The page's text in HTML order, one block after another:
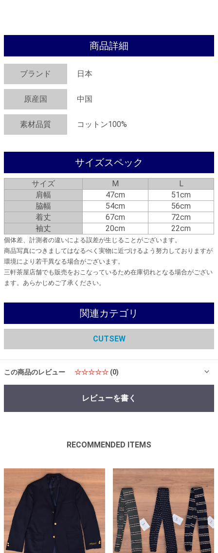
商品詳細
ブランド 日本
原産国 中国
素材品質 コットン100%
サイズスペック
サイズ M
L
肩幅
47cm
51cm
脇幅
54cm
56cm
着丈
67cm
72cm
袖丈
20cm 22cm
個体差、計測者の違いによる誤差が生じることがございます。
商品写真につきましてはなるべく実物に近づけるよう努力しておりますが
環境により若干異なる場合がございます。
三軒茶屋店舗でも販売をおこなっているため在庫切れとなる場合がござい
ます。あらかじめご了承ください。
関連カテゴリ
CUTSEW
この商品のレビュー ☆☆☆☆☆ (0)
レビューを書く
RECOMMENDED ITEMS